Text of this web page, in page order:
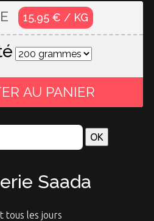
15,95 € / KG
AU PANIER
Saada
tous les jours